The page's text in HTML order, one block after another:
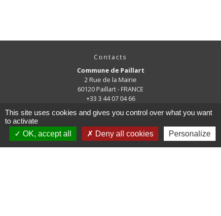
Contacts
Commune de Paillart
2 Rue de la Mairie
60120 Paillart - FRANCE
+33 3 44 07 04 66
Contact par formulaire
This site uses cookies and gives you control over what you want
to activate
OK, accept all
Deny all cookies Personalize